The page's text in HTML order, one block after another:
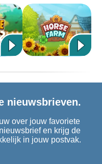
nieuwsbrieven.
over jouw favoriete
en krijg de
in jouw postvak.